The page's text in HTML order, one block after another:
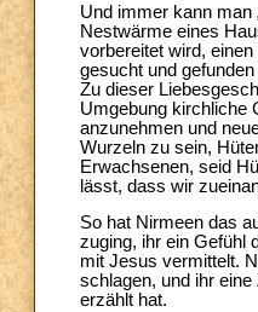
Und immer kann man
Nestwärme eines
vorbereitet wird,
gesucht und
Zu dieser
Umgebung kirchliche
anzunehmen und
Wurzeln zu sein,
Erwachsenen, seid
lässt, dass wir
So hat Nirmeen das
zuging, ihr ein Gefühl
mit Jesus vermittelt.
schlagen, und ihr
erzählt hat.